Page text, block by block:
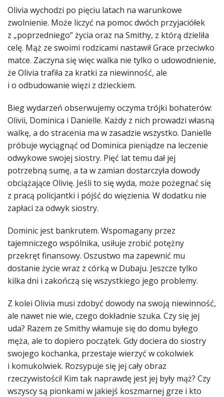
Olivia wychodzi po pięciu latach na warunkowe
zwolnienie. Może liczyć na pomoc dwóch przyjaciółek
z „poprzedniego” życia oraz na Smithy, z którą dzieliła
celę. Mąż ze swoimi rodzicami nastawił Grace przeciwko
matce. Zaczyna się więc walka nie tylko o udowodnienie,
że Olivia trafiła za kratki za niewinność, ale
i o odbudowanie więzi z dzieckiem.
Bieg wydarzeń obserwujemy oczyma trójki bohaterów:
Olivii, Dominica i Danielle. Każdy z nich prowadzi własną
walkę, a do stracenia ma w zasadzie wszystko. Danielle
próbuje wyciągnąć od Dominica pieniądze na leczenie
odwykowe swojej siostry. Pięć lat temu dał jej
potrzebną sumę, a ta w zamian dostarczyła dowody
obciążające Olivię. Jeśli to się wyda, może pożegnać się
z pracą policjantki i pójść do więzienia. W dodatku nie
zapłaci za odwyk siostry.
Dominic jest bankrutem. Wspomagany przez
tajemniczego wspólnika, usiłuje zrobić potężny
przekręt finansowy. Oszustwo ma zapewnić mu
dostanie życie wraz z córką w Dubaju. Jeszcze tylko
kilka dni i zakończą się wszystkiego jego problemy.
Z kolei Olivia musi zdobyć dowody na swoją niewinność,
ale nawet nie wie, czego dokładnie szuka. Czy się jej
uda? Razem ze Smithy włamuje się do domu byłego
męża, ale to dopiero początek. Gdy dociera do siostry
swojego kochanka, przestaje wierzyć w cokolwiek
i komukolwiek. Rozsypuje się jej cały obraz
rzeczywistości! Kim tak naprawdę jest jej były mąż? Czy
wszyscy są pionkami w jakiejś koszmarnej grze i kto